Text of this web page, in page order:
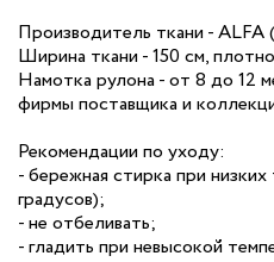
Производитель ткани -
Ширина ткани - 150 см,
Намотка рулона - от 8 до 12
фирмы поставщика и
Рекомендации по уходу:
- бережная стирка при
градусов);
- не отбеливать;
- гладить при невысокой